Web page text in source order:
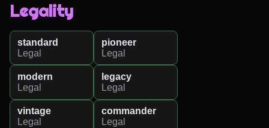
Legality
standard
Legal
pioneer
Legal
modern
Legal
legacy
Legal
vintage
Legal
commander
Legal